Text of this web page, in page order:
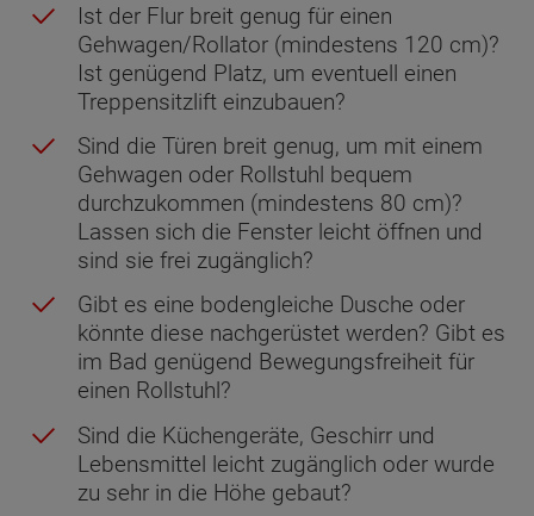
Ist der Flur breit genug für einen
Gehwagen/Rollator (mindestens 120 cm)?
Ist genügend Platz, um eventuell einen
Treppensitzlift einzubauen?
Sind die Türen breit genug, um mit einem
Gehwagen oder Rollstuhl bequem
durchzukommen (mindestens 80 cm)?
Lassen sich die Fenster leicht öffnen und
sind sie frei zugänglich?
Gibt es eine bodengleiche Dusche oder
könnte diese nachgerüstet werden? Gibt es
im Bad genügend Bewegungsfreiheit für
einen Rollstuhl?
Sind die Küchengeräte, Geschirr und
Lebensmittel leicht zugänglich oder wurde
zu sehr in die Höhe gebaut?